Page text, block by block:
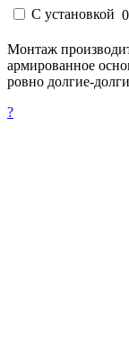
С установкой
Монтаж
армированное
ровно долгие-
?